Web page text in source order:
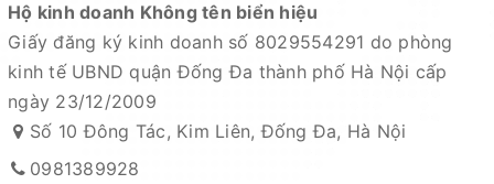
Hộ kinh doanh Không tên biển hiệu
Giấy đăng ký kinh doanh số 8029554291 do phòng
kinh tế UBND quận Đống Đa thành phố Hà Nội cấp
ngày 23/12/2009
Số 10 Đông Tác, Kim Liên, Đống Đa, Hà Nội
0981389928